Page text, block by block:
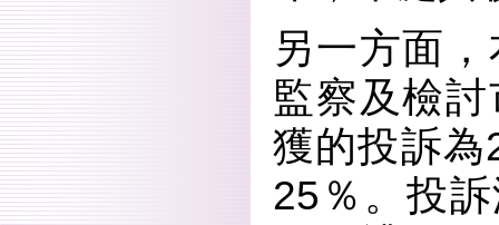
另一方面
監察及檢
獲的投訴
25％。投